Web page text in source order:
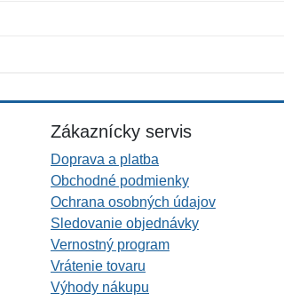
Zákaznícky servis
Doprava a platba
Obchodné podmienky
Ochrana osobných údajov
Sledovanie objednávky
Vernostný program
Vrátenie tovaru
Výhody nákupu